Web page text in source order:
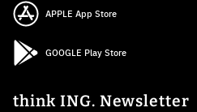
APPLE App Store
GOOGLE Play Store
think ING. Newsletter